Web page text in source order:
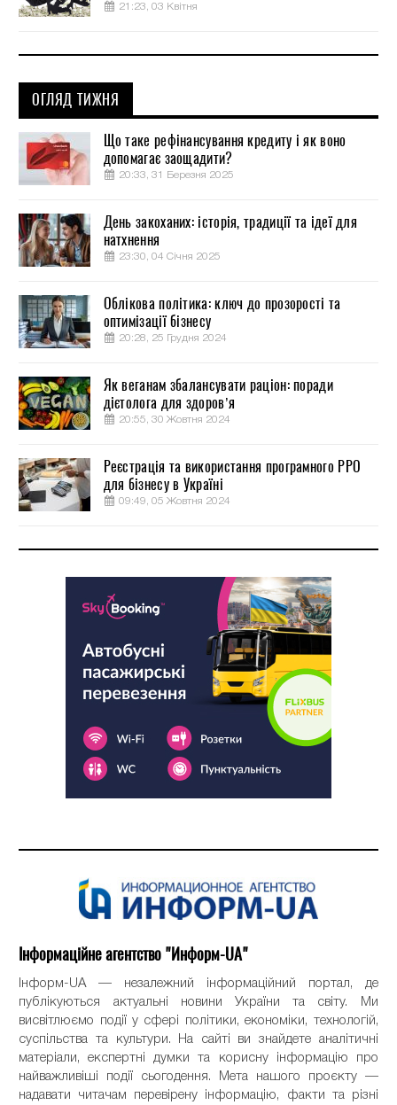
21:23, 03 Квітня
ОГЛЯД ТИЖНЯ
Що таке рефінансування кредиту і як воно
допомагає заощадити?
20:33, 31 Березня 2025
День закоханих: історія, традиції та ідеї для
натхнення
23:30, 04 Січня 2025
Облікова політика: ключ до прозорості та
оптимізації бізнесу
20:28, 25 Грудня 2024
Як веганам збалансувати раціон: поради
дієтолога для здоров’я
20:55, 30 Жовтня 2024
Реєстрація та використання програмного РРО
для бізнесу в Україні
09:49, 05 Жовтня 2024
Інформаційне агентство "Информ-UA"
Інформ-UA — незалежний інформаційний портал, де
публікуються актуальні новини України та світу. Ми
висвітлюємо події у сфері політики, економіки, технологій,
суспільства та культури. На сайті ви знайдете аналітичні
матеріали, експертні думки та корисну інформацію про
найважливіші події сьогодення. Мета нашого проєкту —
надавати читачам перевірену інформацію, факти та різні